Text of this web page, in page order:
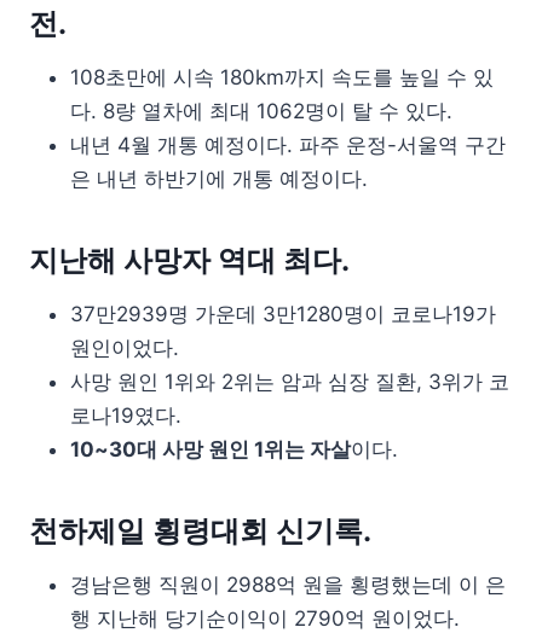
전.
108초만에 시속 180km까지 속도를 높일 수 있
다. 8량 열차에 최대 1062명이 탈 수 있다.
내년 4월 개통 예정이다. 파주 운정-서울역 구간
은 내년 하반기에 개통 예정이다.
지난해 사망자 역대 최다.
37만2939명 가운데 3만1280명이 코로나19가
원인이었다.
사망 원인 1위와 2위는 암과 심장 질환, 3위가 코
로나19였다.
10~30대 사망 원인 1위는 자살이다.
천하제일 횡령대회 신기록.
경남은행 직원이 2988억 원을 횡령했는데 이 은
행 지난해 당기순이익이 2790억 원이었다.